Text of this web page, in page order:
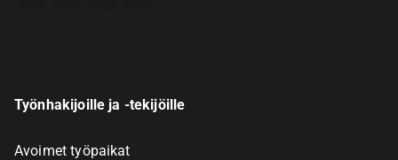
Työnhakijoille ja -tekijöille
Avoimet työpaikat